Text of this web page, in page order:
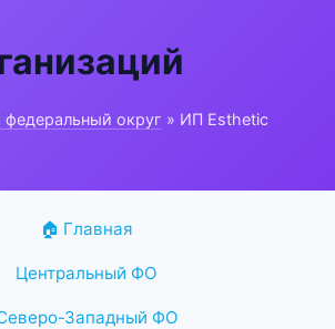
округ » ИП Esthetic
🏠 Главная
Центральный ФО
Западный ФО